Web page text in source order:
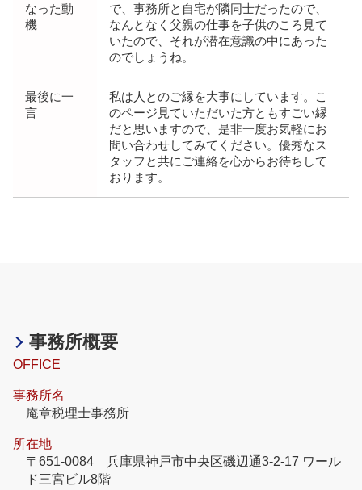
なった動
機
で、事務所と自宅が隣同士だったので、
なんとなく父親の仕事を子供のころ見て
いたので、それが潜在意識の中にあった
のでしょうね。
最後に一
言
私は人とのご縁を大事にしています。こ
のページ見ていただいた方ともすごい縁
だと思いますので、是非一度お気軽にお
問い合わせしてみてください。優秀なス
タッフと共にご連絡を心からお待ちして
おります。
事務所概要
OFFICE
事務所名
庵章税理士事務所
所在地
〒651-0084 兵庫県神戸市中央区磯辺通3-2-17 ワール
ド三宮ビル8階